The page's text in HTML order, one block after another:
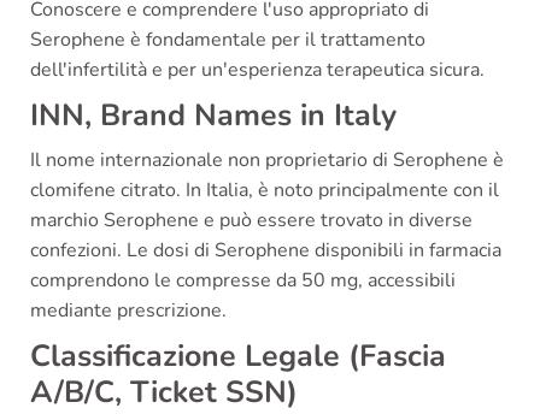
Conoscere e comprendere l'uso appropriato di
Serophene è fondamentale per il trattamento
dell'infertilità e per un'esperienza terapeutica sicura.
INN, Brand Names in Italy
Il nome internazionale non proprietario di Serophene è
clomifene citrato. In Italia, è noto principalmente con il
marchio Serophene e può essere trovato in diverse
confezioni. Le dosi di Serophene disponibili in farmacia
comprendono le compresse da 50 mg, accessibili
mediante prescrizione.
Classificazione Legale (Fascia
A/B/C, Ticket SSN)